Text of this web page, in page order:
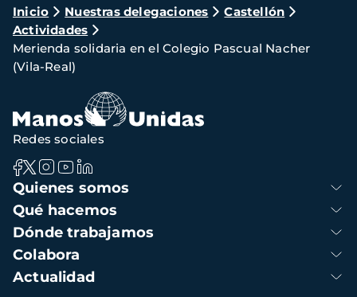
Ruta
de
navegación
Inicio Nuestras delegaciones
Castellón
Actividades
Merienda solidaria en el Colegio Pascual Nacher
(Vila-Real)
Navegación
principal
Quienes somos
Qué hacemos
Dónde trabajamos
Colabora
Actualidad
Redes sociales